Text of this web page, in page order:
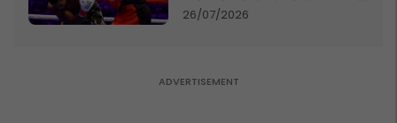
dytë
26/07/2026